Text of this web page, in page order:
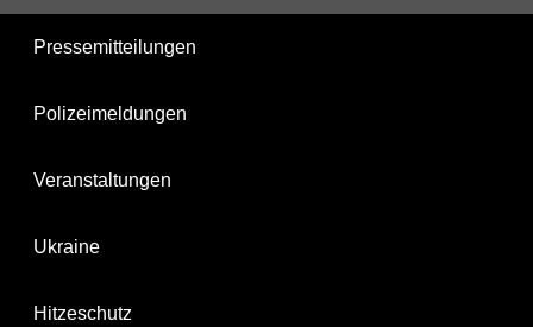
Pressemitteilungen
Polizeimeldungen
Veranstaltungen
Ukraine
Hitzeschutz